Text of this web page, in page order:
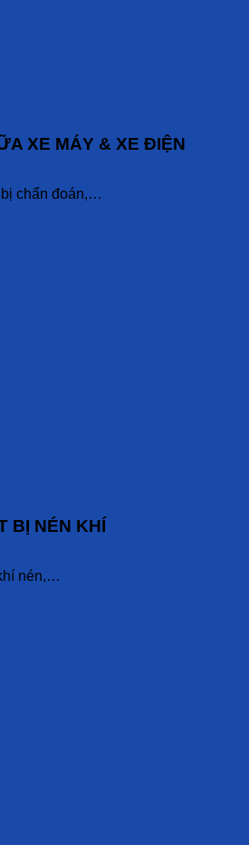
XE MÁY & XE ĐIỆN
bị chẩn đoán,…
BỊ NÉN KHÍ
nén,…